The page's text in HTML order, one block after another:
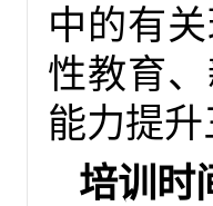
中的有
性教育
能力提
培训时